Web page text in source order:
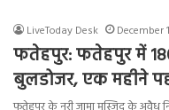
LiveToday Desk December
फतेहपुर: फतेहपुर में
बुलडोजर, एक महीने